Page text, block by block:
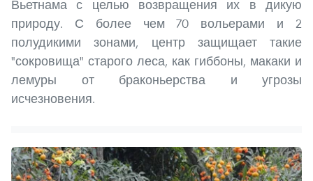
Вьетнама с целью возвращения их в дикую
природу. С более чем 70 вольерами и 2
полудикими зонами, центр защищает такие
"сокровища" старого леса, как гиббоны, макаки и
лемуры от браконьерства и угрозы
исчезновения.